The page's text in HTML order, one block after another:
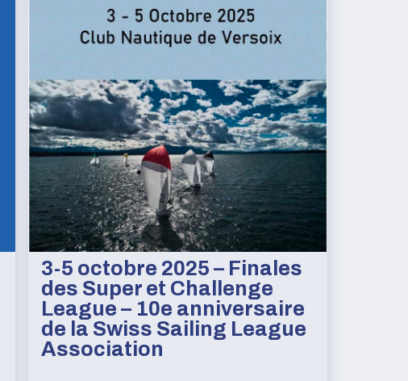
3-5 octobre 2025 – Finales
des Super et Challenge
League – 10e anniversaire
de la Swiss Sailing League
Association